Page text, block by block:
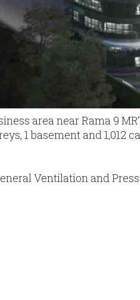
area near Rama 9
1 basement and 1,012
Ventilation and